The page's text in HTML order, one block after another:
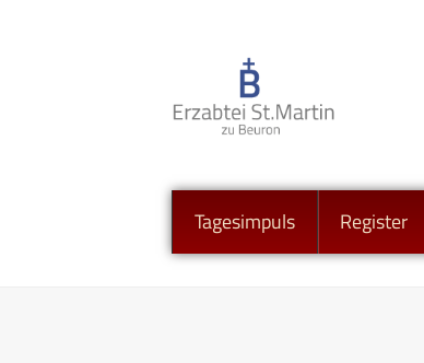
Tagesimpuls Register